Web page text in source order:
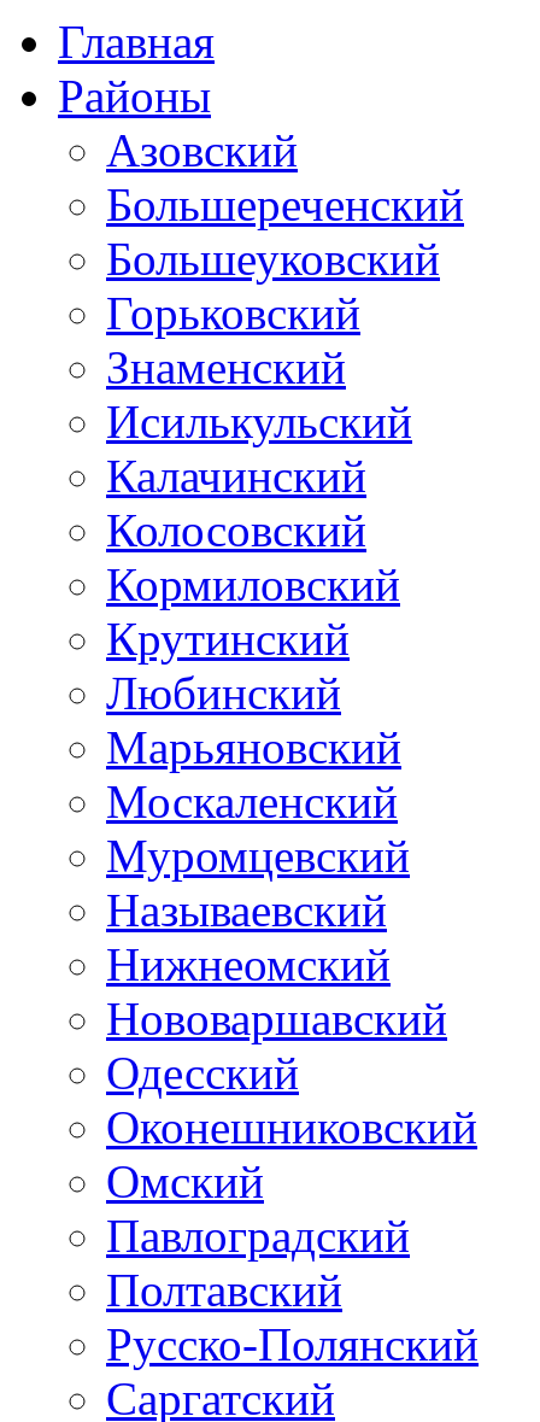
Главная
Районы
Азовский
Большереченский
Большеуковский
Горьковский
Знаменский
Исилькульский
Калачинский
Колосовский
Кормиловский
Крутинский
Любинский
Марьяновский
Москаленский
Муромцевский
Называевский
Нижнеомский
Нововаршавский
Одесский
Оконешниковский
Омский
Павлоградский
Полтавский
Русско-Полянский
Саргатский